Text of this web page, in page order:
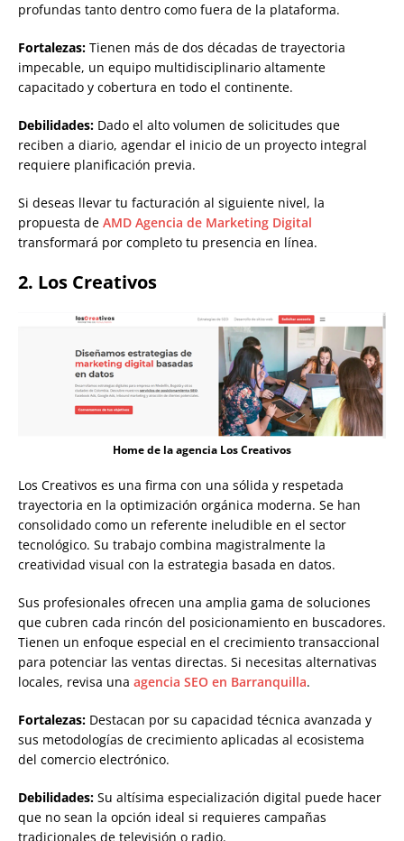
profundas tanto dentro como fuera de la plataforma.
Fortalezas: Tienen más de dos décadas de trayectoria
impecable, un equipo multidisciplinario altamente
capacitado y cobertura en todo el continente.
Debilidades: Dado el alto volumen de solicitudes que
reciben a diario, agendar el inicio de un proyecto integral
requiere planificación previa.
Si deseas llevar tu facturación al siguiente nivel, la
propuesta de AMD Agencia de Marketing Digital
transformará por completo tu presencia en línea.
2. Los Creativos
Home de la agencia Los Creativos
Los Creativos es una firma con una sólida y respetada
trayectoria en la optimización orgánica moderna. Se han
consolidado como un referente ineludible en el sector
tecnológico. Su trabajo combina magistralmente la
creatividad visual con la estrategia basada en datos.
Sus profesionales ofrecen una amplia gama de soluciones
que cubren cada rincón del posicionamiento en buscadores.
Tienen un enfoque especial en el crecimiento transaccional
para potenciar las ventas directas. Si necesitas alternativas
locales, revisa una agencia SEO en Barranquilla.
Fortalezas: Destacan por su capacidad técnica avanzada y
sus metodologías de crecimiento aplicadas al ecosistema
del comercio electrónico.
Debilidades: Su altísima especialización digital puede hacer
que no sean la opción ideal si requieres campañas
tradicionales de televisión o radio.